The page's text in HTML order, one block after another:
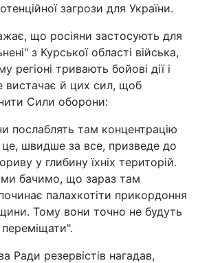
загрози для України.
що росіяни застосують для
з Курської області війська,
регіоні тривають бойові дії і
вистачає й цих сил, щоб
Сили оборони:
послаблять там концентрацію
це, швидше за все, призведе до
у глибину їхніх територій.
бачимо, що зараз там
палахкотіти прикордоння
Тому вони точно не будуть
переміщати".
Ради резервістів нагадав,